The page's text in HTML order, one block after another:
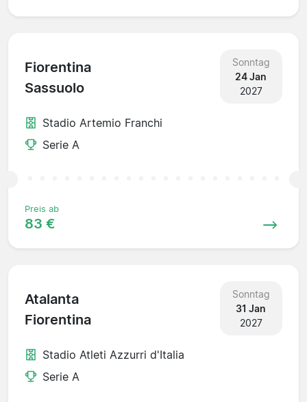
Fiorentina
Sassuolo
Sonntag
24 Jan
2027
Stadio Artemio Franchi
Serie A
Preis ab
83 €
Atalanta
Fiorentina
Sonntag
31 Jan
2027
Stadio Atleti Azzurri d'Italia
Serie A